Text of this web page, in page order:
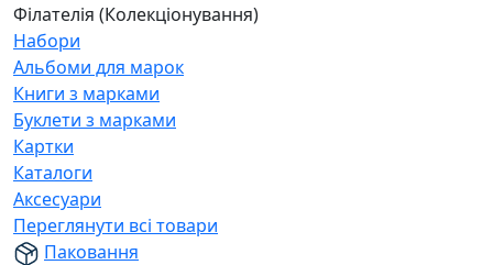
Філателія (Колекціонування)
Набори
Альбоми для марок
Книги з марками
Буклети з марками
Картки
Каталоги
Аксесуари
Переглянути всі товари
Паковання